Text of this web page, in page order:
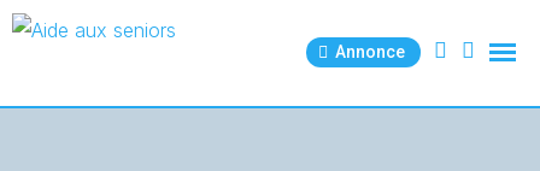
Skip
Annonce